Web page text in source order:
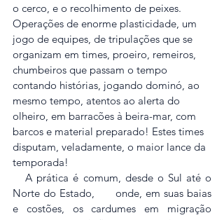
o cerco, e o recolhimento de peixes.
Operações de enorme plasticidade, um
jogo de equipes, de tripulações que se
organizam em times, proeiro, remeiros,
chumbeiros que passam o tempo
contando histórias, jogando dominó, ao
mesmo tempo, atentos ao alerta do
olheiro, em barracões à beira-mar, com
barcos e material preparado! Estes times
disputam, veladamente, o maior lance da
temporada!
   A prática é comum, desde o Sul até o
Norte do Estado,      onde, em suas baias
e costões, os cardumes em migração